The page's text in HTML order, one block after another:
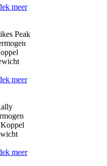
meer
Peak
meer
Koppel
meer